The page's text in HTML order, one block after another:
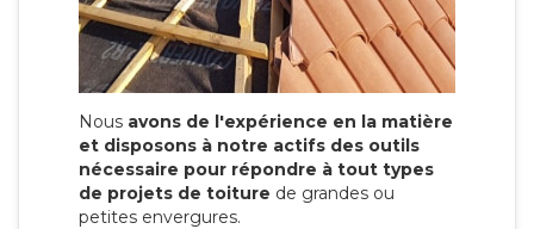
Nous avons de l'expérience en la matière
et disposons à notre actifs des outils
nécessaire pour répondre à tout types
de projets de toiture de grandes ou
petites envergures.